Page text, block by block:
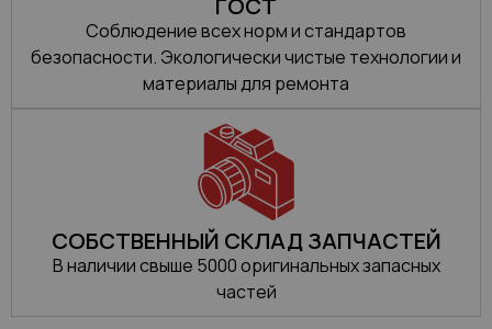
ГОСТ
Соблюдение всех норм и стандартов
безопасности. Экологически чистые технологии и
материалы для ремонта
СОБСТВЕННЫЙ СКЛАД ЗАПЧАСТЕЙ
В наличии свыше 5000 оригинальных запасных
частей